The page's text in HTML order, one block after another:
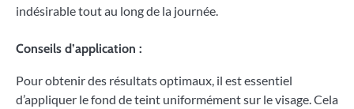
indésirable tout au long de la journée.
Conseils d’application :
Pour obtenir des résultats optimaux, il est essentiel
d’appliquer le fond de teint uniformément sur le visage. Cela